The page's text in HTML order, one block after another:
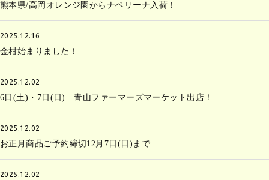
熊本県/高岡オレンジ園からナベリーナ入荷！
2025.12.16
金柑始まりました！
2025.12.02
6日(土)・7日(日) 青山ファーマーズマーケット出店！
2025.12.02
お正月商品ご予約締切12月7日(日)まで
2025.12.02